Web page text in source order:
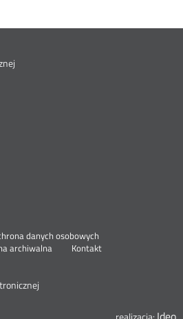
danych osobowych
archiwalna
Kontakt